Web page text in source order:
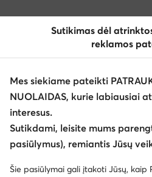
Sutikimas dėl
reklamos
Mes siekiame pateikti
NUOLAIDAS, kurie labiausiai
interesus.
Sutikdami, leisite mums
pasiūlymus), remiantis Jūsų
Šie pasiūlymai gali įtakoti Jūsų, kaip